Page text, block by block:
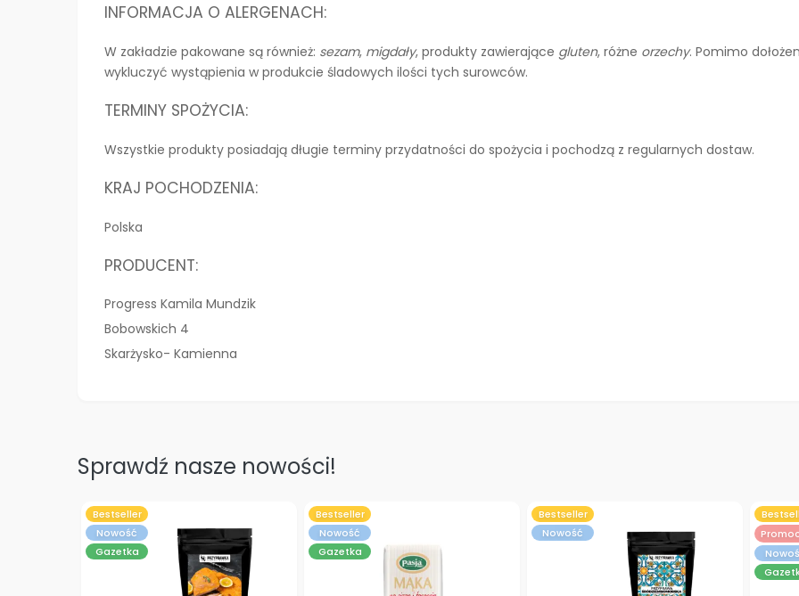
INFORMACJA O ALERGENACH:
W zakładzie pakowane są również: sezam, migdały, produkty zawierające gluten, różne orzechy. Pomimo
wykluczyć wystąpienia w produkcie śladowych ilości tych surowców.
TERMINY SPOŻYCIA:
Wszystkie produkty posiadają długie terminy przydatności do spożycia i pochodzą z regularnych dostaw.
KRAJ POCHODZENIA:
Polska
PRODUCENT:
Progress Kamila Mundzik
Bobowskich 4
Skarżysko- Kamienna
Sprawdź nasze nowości!
Bestseller
Nowość
Gazetka
Bestseller
Nowość
Gazetka
Bestseller
Nowość